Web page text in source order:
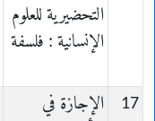
التحضيرية للعلوم
الإنسانية : فلسفة
17
الإجازة في